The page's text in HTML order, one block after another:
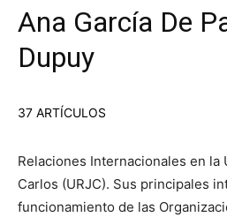
Ana García De
Dupuy
37 ARTÍCULOS
Relaciones Internacionales en la
Carlos (URJC). Sus principales
funcionamiento de las